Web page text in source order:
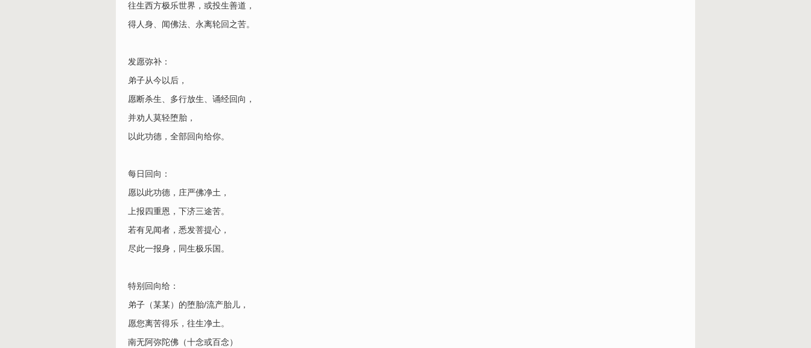
往生西方极乐世界，或投生善道，
得人身、闻佛法、永离轮回之苦。
发愿弥补：
弟子从今以后，
愿断杀生、多行放生、诵经回向，
并劝人莫轻堕胎，
以此功德，全部回向给你。
每日回向：
愿以此功德，庄严佛净土，
上报四重恩，下济三途苦。
若有见闻者，悉发菩提心，
尽此一报身，同生极乐国。
特别回向给：
弟子（某某）的堕胎/流产胎儿，
愿您离苦得乐，往生净土。
南无阿弥陀佛（十念或百念）